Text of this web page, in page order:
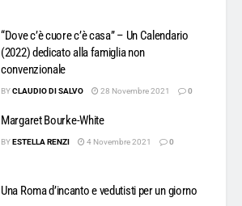
“Dove c’è cuore c’è casa” – Un Calendario
(2022) dedicato alla famiglia non
convenzionale
BYCLAUDIO DI SALVO 28 Novembre 2021 0
Margaret Bourke-White
BYESTELLA RENZI 4 Novembre 2021 0
Una Roma d’incanto e vedutisti per un giorno